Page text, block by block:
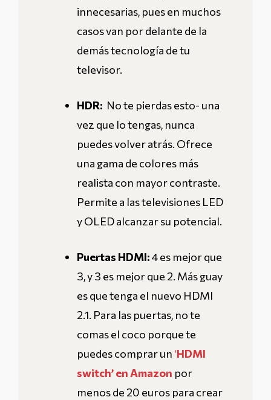
innecesarias, pues en muchos
casos van por delante de la
demás tecnología de tu
televisor.
HDR: No te pierdas esto- una
vez que lo tengas, nunca
puedes volver atrás. Ofrece
una gama de colores más
realista con mayor contraste.
Permite a las televisiones LED
y OLED alcanzar su potencial.
Puertas HDMI:4 es mejor que
3, y 3 es mejor que 2. Más guay
es que tenga el nuevo HDMI
2.1. Para las puertas, no te
comas el coco porque te
puedes comprar un ‘HDMI
switch’ en Amazon por
menos de 20 euros para crear